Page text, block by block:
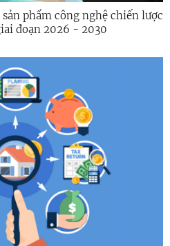
phẩm công nghệ chiến lược
đoạn 2026 - 2030